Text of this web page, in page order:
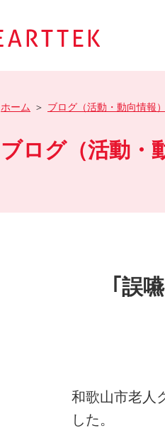
ホーム ブログ（活動・動向情報）
ブログ（活動・
｢誤
和歌山市老人
した。